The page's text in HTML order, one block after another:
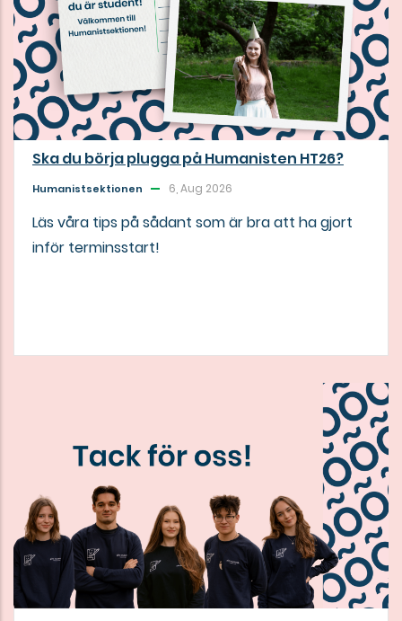
Ska du börja plugga på Humanisten HT26?
Humanistsektionen 6, Aug 2026
Läs våra tips på sådant som är bra att ha gjort
inför terminsstart!